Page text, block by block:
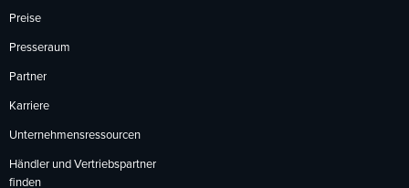
Preise
Presseraum
Partner
Karriere
Unternehmensressourcen
Händler und Vertriebspartner
finden